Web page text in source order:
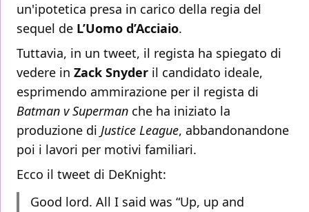
un'ipotetica presa in carico della regia del
sequel de L’Uomo d’Acciaio.
Tuttavia, in un tweet, il regista ha spiegato di
vedere in Zack Snyder il candidato ideale,
esprimendo ammirazione per il regista di
Batman v Superman che ha iniziato la
produzione di Justice League, abbandonandone
poi i lavori per motivi familiari.
Ecco il tweet di DeKnight:
Good lord. All I said was “Up, up and